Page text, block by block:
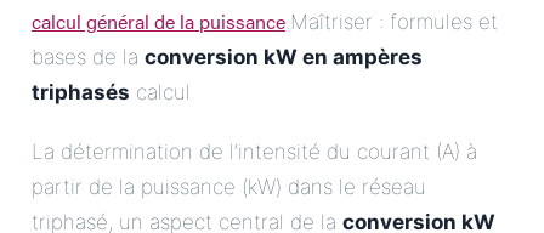
calcul général de la puissance.Maîtriser : formules et
bases de la conversion kW en ampères
triphasés calcul
La détermination de l’intensité du courant (A) à
partir de la puissance (kW) dans le réseau
triphasé, un aspect central de la conversion kW